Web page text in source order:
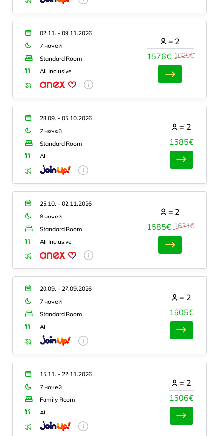
02.11. - 09.11.2026
7 ночей
Standard Room
All Inclusive
1576€ 1625€
= 2
28.09. - 05.10.2026
7 ночей
Standard Room
AI
1585€
= 2
25.10. - 02.11.2026
8 ночей
Standard Room
All Inclusive
1585€ 1634€
= 2
20.09. - 27.09.2026
7 ночей
Standard Room
AI
1605€
= 2
15.11. - 22.11.2026
7 ночей
Family Room
AI
1606€
= 2